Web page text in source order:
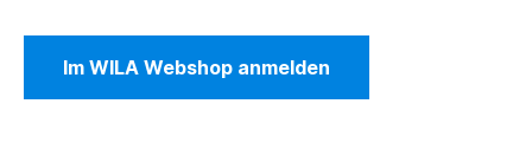
Im WILA Webshop anmelden